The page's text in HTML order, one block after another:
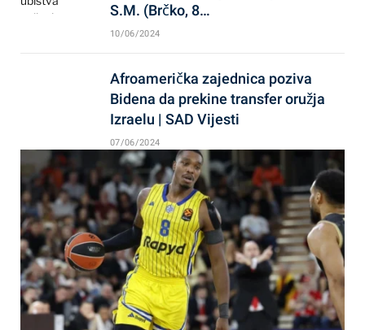
S.M. (Brčko, 8…
10/06/2024
Afroamerička zajednica poziva
Bidena da prekine transfer oružja
Izraelu | SAD Vijesti
07/06/2024